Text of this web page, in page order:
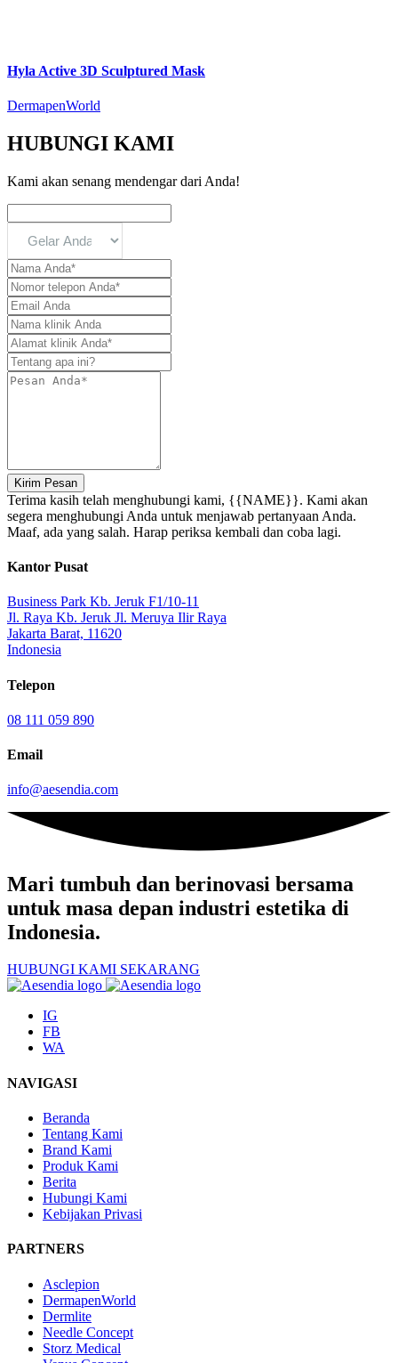
Hyla Active 3D Sculptured Mask
DermapenWorld
HUBUNGI KAMI
Kami akan senang mendengar dari Anda!
Kirim Pesan
Terima kasih telah menghubungi kami, {{NAME}}. Kami akan
segera menghubungi Anda untuk menjawab pertanyaan Anda.
Maaf, ada yang salah. Harap periksa kembali dan coba lagi.
Kantor Pusat
Business Park Kb. Jeruk F1/10-11
Jl. Raya Kb. Jeruk Jl. Meruya Ilir Raya
Jakarta Barat, 11620
Indonesia
Telepon
08 111 059 890
Email
info@aesendia.com
Mari tumbuh dan berinovasi bersama
untuk masa depan industri estetika di
Indonesia.
HUBUNGI KAMI SEKARANG
IG
FB
WA
NAVIGASI
Beranda
Tentang Kami
Brand Kami
Produk Kami
Berita
Hubungi Kami
Kebijakan Privasi
PARTNERS
Asclepion
DermapenWorld
Dermlite
Needle Concept
Storz Medical